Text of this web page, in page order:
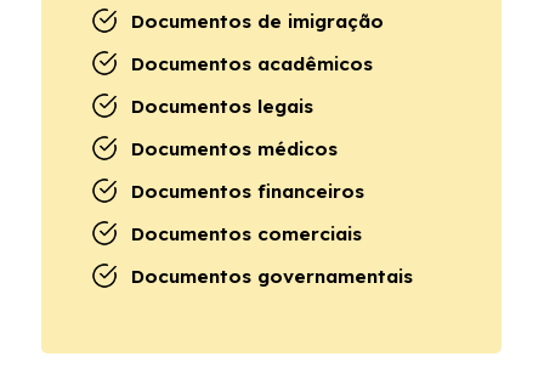
Documentos de imigração
Documentos acadêmicos
Documentos legais
Documentos médicos
Documentos financeiros
Documentos comerciais
Documentos governamentais